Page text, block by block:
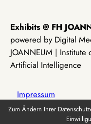
Exhibits @ FH
powered by Digital
JOANNEUM |
Artificial Intelligence
Impressum
Zum Ändern Ihrer